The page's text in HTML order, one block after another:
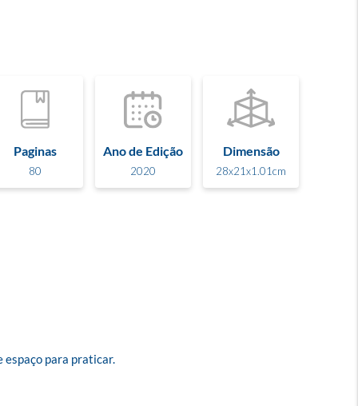
Paginas
80
Ano de Edição
2020
Dimensão
28x21x1.01cm
espaço para praticar.